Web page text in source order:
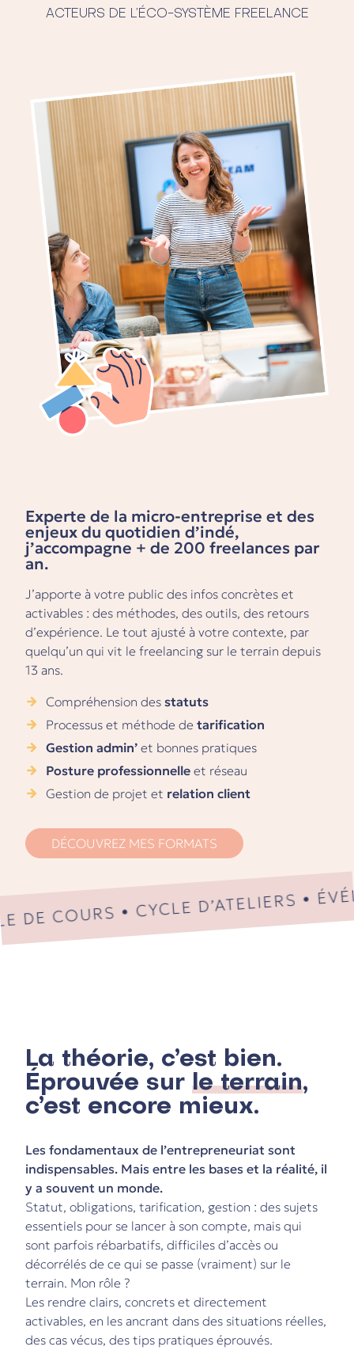
ACTEURS DE L’ÉCO-SYSTÈME FREELANCE
Experte de la micro-entreprise et des
enjeux du quotidien d’indé,
j’accompagne + de 200 freelances par
an.
J’apporte à votre public des infos concrètes et
activables : des méthodes, des outils, des retours
d’expérience. Le tout ajusté à votre contexte, par
quelqu’un qui vit le freelancing sur le terrain depuis
13 ans.
Compréhension des statuts
Processus et méthode de tarification
Gestion admin’ et bonnes pratiques
Posture professionnelle et réseau
Gestion de projet et relation client
DÉCOUVREZ MES FORMATS
• CYCLE D’ATELIERS •
La théorie, c’est bien.
Éprouvée sur le terrain,
c’est encore mieux.
Les fondamentaux de l’entrepreneuriat sont
indispensables. Mais entre les bases et la réalité, il
y a souvent un monde.
Statut, obligations, tarification, gestion : des sujets
essentiels pour se lancer à son compte, mais qui
sont parfois rébarbatifs, difficiles d’accès ou
décorrélés de ce qui se passe (vraiment) sur le
terrain. Mon rôle ?
Les rendre clairs, concrets et directement
activables, en les ancrant dans des situations réelles,
des cas vécus, des tips pratiques éprouvés.